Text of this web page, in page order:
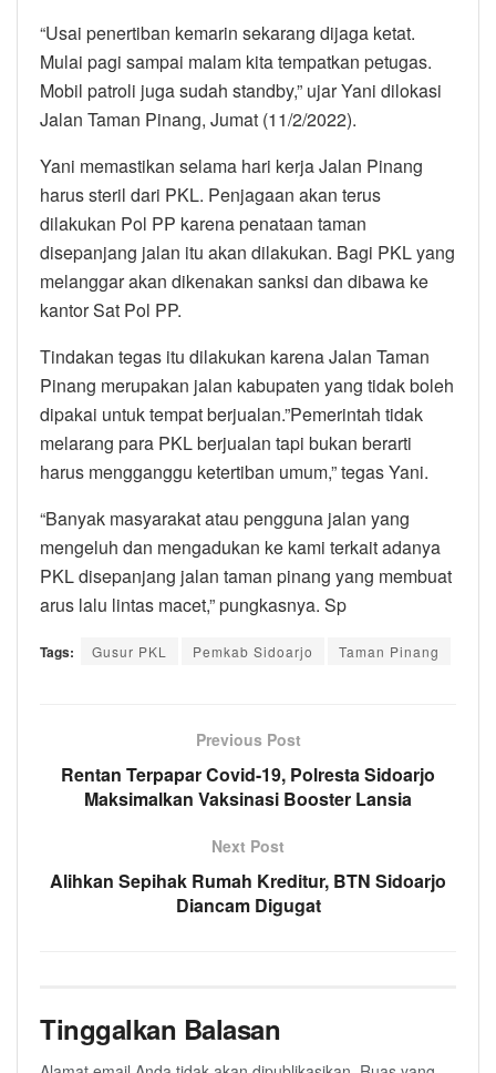
“Usai penertiban kemarin sekarang dijaga ketat.
Mulai pagi sampai malam kita tempatkan petugas.
Mobil patroli juga sudah standby,” ujar Yani dilokasi
Jalan Taman Pinang, Jumat (11/2/2022).
Yani memastikan selama hari kerja Jalan Pinang
harus steril dari PKL. Penjagaan akan terus
dilakukan Pol PP karena penataan taman
disepanjang jalan itu akan dilakukan. Bagi PKL yang
melanggar akan dikenakan sanksi dan dibawa ke
kantor Sat Pol PP.
Tindakan tegas itu dilakukan karena Jalan Taman
Pinang merupakan jalan kabupaten yang tidak boleh
dipakai untuk tempat berjualan.”Pemerintah tidak
melarang para PKL berjualan tapi bukan berarti
harus mengganggu ketertiban umum,” tegas Yani.
“Banyak masyarakat atau pengguna jalan yang
mengeluh dan mengadukan ke kami terkait adanya
PKL disepanjang jalan taman pinang yang membuat
arus lalu lintas macet,” pungkasnya. Sp
Tags: Gusur PKL Pemkab Sidoarjo Taman Pinang
Previous Post
Rentan Terpapar Covid-19, Polresta Sidoarjo
Maksimalkan Vaksinasi Booster Lansia
Next Post
Alihkan Sepihak Rumah Kreditur, BTN Sidoarjo
Diancam Digugat
Tinggalkan Balasan